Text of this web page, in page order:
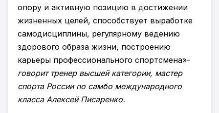
опору и активную позицию в достижении
жизненных целей, способствует выработке
самодисциплины, регулярному ведению
здорового образа жизни, построению
карьеры профессионального спортсмена»-
говорит тренер высшей категории, мастер
спорта России по самбо международного
класса Алексей Писаренко.